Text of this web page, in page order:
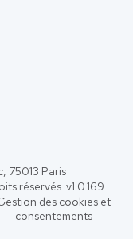
75013 Paris
réservés. v1.0.169
des cookies et
consentements